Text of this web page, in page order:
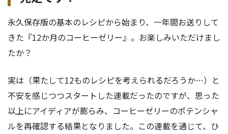
永久保存版の基本のレシピから始まり、一年間お送りして
きた『12か月のコーヒーゼリー』。お楽しみいただけまし
たか？
実は（果たして12ものレシピを考えられるだろうか…）と
不安を感じつつスタートした連載だったのですが、思った
以上にアイディアが膨らみ、コーヒーゼリーのポテンシャ
ルを再確認する結果となりました。この連載を通じて、ひ